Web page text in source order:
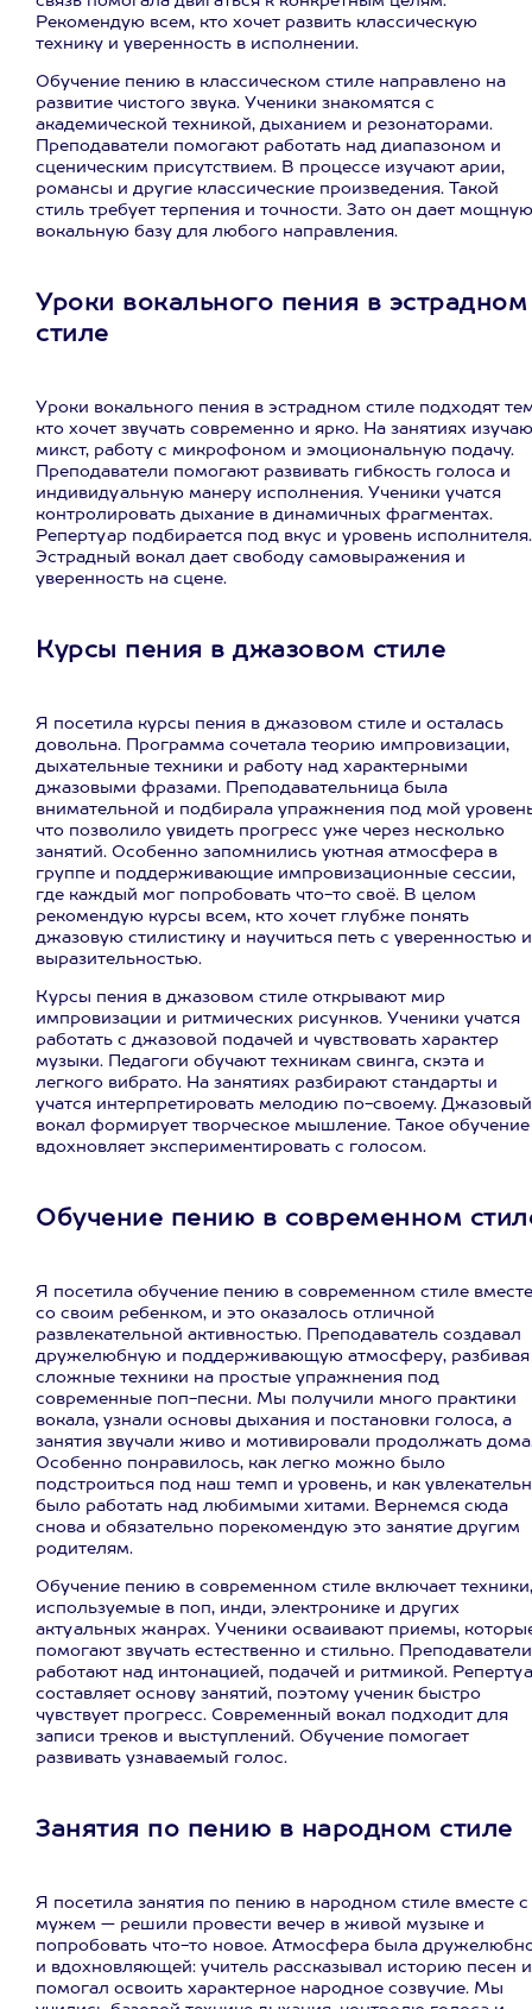
Рекомендую всем, кто хочет развить классическую
технику и уверенность в исполнении.
Обучение пению в классическом стиле направлено на
развитие чистого звука. Ученики знакомятся с
академической техникой, дыханием и резонаторами.
Преподаватели помогают работать над диапазоном и
сценическим присутствием. В процессе изучают арии,
романсы и другие классические произведения. Такой
стиль требует терпения и точности. Зато он дает мощную
вокальную базу для любого направления.
Уроки вокального пения в эстрадном
стиле
Уроки вокального пения в эстрадном стиле подходят
кто хочет звучать современно и ярко. На занятиях
микст, работу с микрофоном и эмоциональную подачу.
Преподаватели помогают развивать гибкость голоса и
индивидуальную манеру исполнения. Ученики учатся
контролировать дыхание в динамичных фрагментах.
Репертуар подбирается под вкус и уровень исполнителя.
Эстрадный вокал дает свободу самовыражения и
уверенность на сцене.
Курсы пения в джазовом стиле
Я посетила курсы пения в джазовом стиле и осталась
довольна. Программа сочетала теорию импровизации,
дыхательные техники и работу над характерными
джазовыми фразами. Преподавательница была
внимательной и подбирала упражнения под мой
что позволило увидеть прогресс уже через несколько
занятий. Особенно запомнились уютная атмосфера в
группе и поддерживающие импровизационные сессии,
где каждый мог попробовать что-то своё. В целом
рекомендую курсы всем, кто хочет глубже понять
джазовую стилистику и научиться петь с уверенностью и
выразительностью.
Курсы пения в джазовом стиле открывают мир
импровизации и ритмических рисунков. Ученики учатся
работать с джазовой подачей и чувствовать характер
музыки. Педагоги обучают техникам свинга, скэта и
легкого вибрато. На занятиях разбирают стандарты и
учатся интерпретировать мелодию по-своему. Джазовый
вокал формирует творческое мышление. Такое обучение
вдохновляет экспериментировать с голосом.
Обучение пению в современном
Я посетила обучение пению в современном стиле вместе
со своим ребенком, и это оказалось отличной
развлекательной активностью. Преподаватель создавал
дружелюбную и поддерживающую атмосферу, разбивая
сложные техники на простые упражнения под
современные поп-песни. Мы получили много практики
вокала, узнали основы дыхания и постановки голоса, а
занятия звучали живо и мотивировали продолжать
Особенно понравилось, как легко можно было
подстроиться под наш темп и уровень, и как
было работать над любимыми хитами. Вернемся сюда
снова и обязательно порекомендую это занятие другим
родителям.
Обучение пению в современном стиле включает техники,
используемые в поп, инди, электронике и других
актуальных жанрах. Ученики осваивают приемы,
помогают звучать естественно и стильно. Преподаватели
работают над интонацией, подачей и ритмикой.
составляет основу занятий, поэтому ученик быстро
чувствует прогресс. Современный вокал подходит для
записи треков и выступлений. Обучение помогает
развивать узнаваемый голос.
Занятия по пению в народном стиле
Я посетила занятия по пению в народном стиле вместе с
мужем — решили провести вечер в живой музыке и
попробовать что-то новое. Атмосфера была
и вдохновляющей: учитель рассказывал историю песен и
помогал освоить характерное народное созвучие. Мы